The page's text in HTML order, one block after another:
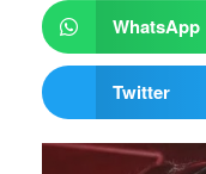
WhatsApp
Twitter